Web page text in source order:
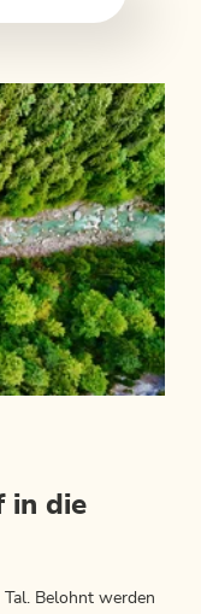
in die
Belohnt werden